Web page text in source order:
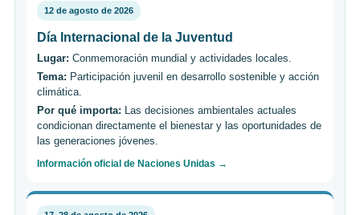
12 de agosto de 2026
Día Internacional de la Juventud
Lugar: Conmemoración mundial y actividades locales.
Tema: Participación juvenil en desarrollo sostenible y acción
climática.
Por qué importa: Las decisiones ambientales actuales
condicionan directamente el bienestar y las oportunidades de
las generaciones jóvenes.
Información oficial de Naciones Unidas →